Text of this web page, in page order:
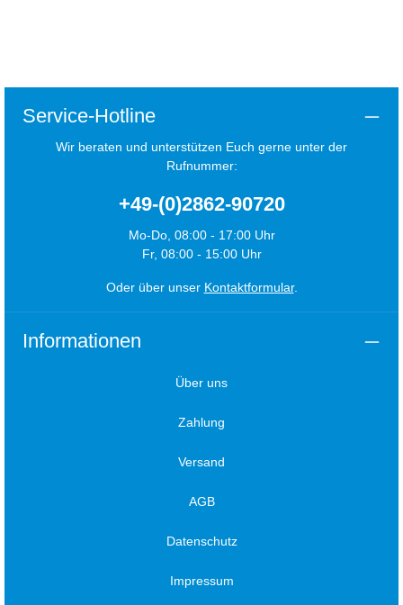
Service-Hotline
Wir beraten und unterstützen Euch gerne unter der
Rufnummer:
+49-(0)2862-90720
Mo-Do, 08:00 - 17:00 Uhr
Fr, 08:00 - 15:00 Uhr
Oder über unser Kontaktformular.
Informationen
Über uns
Zahlung
Versand
AGB
Datenschutz
Impressum